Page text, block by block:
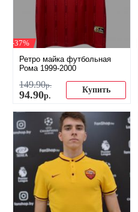
-37%
Ретро майка футбольная
Рома 1999-2000
149.90р.
94.90р.
Купить